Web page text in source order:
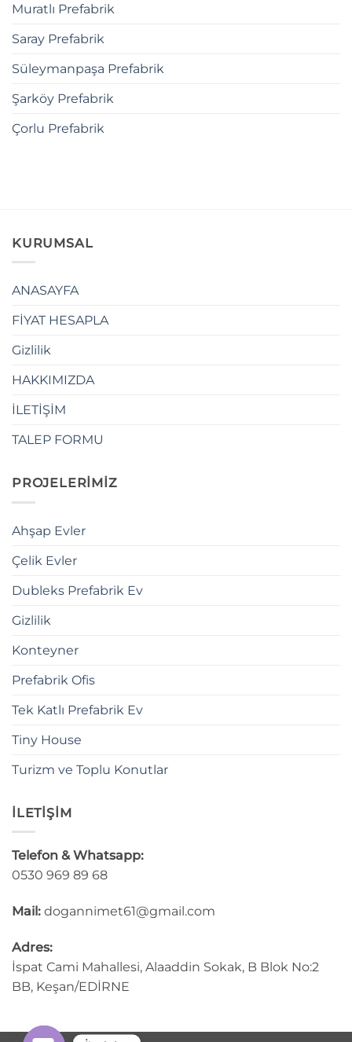
Muratlı Prefabrik
Saray Prefabrik
Süleymanpaşa Prefabrik
Şarköy Prefabrik
Çorlu Prefabrik
KURUMSAL
ANASAYFA
FİYAT HESAPLA
Gizlilik
HAKKIMIZDA
İLETİŞİM
TALEP FORMU
PROJELERİMİZ
Ahşap Evler
Çelik Evler
Dubleks Prefabrik Ev
Gizlilik
Konteyner
Prefabrik Ofis
Tek Katlı Prefabrik Ev
Tiny House
Turizm ve Toplu Konutlar
İLETİŞİM
Telefon & Whatsapp:
0530 969 89 68
Mail: dogannimet61@gmail.com
Adres:
İspat Cami Mahallesi, Alaaddin Sokak, B Blok No:2
BB, Keşan/EDİRNE